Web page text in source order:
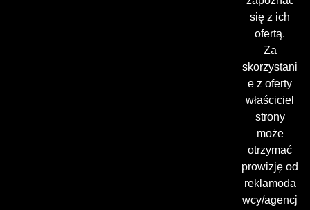
się z ich
ofertą.
Za
skorzystani
e z oferty
właściciel
strony
może
otrzymać
prowizję od
reklamoda
wcy/agencj